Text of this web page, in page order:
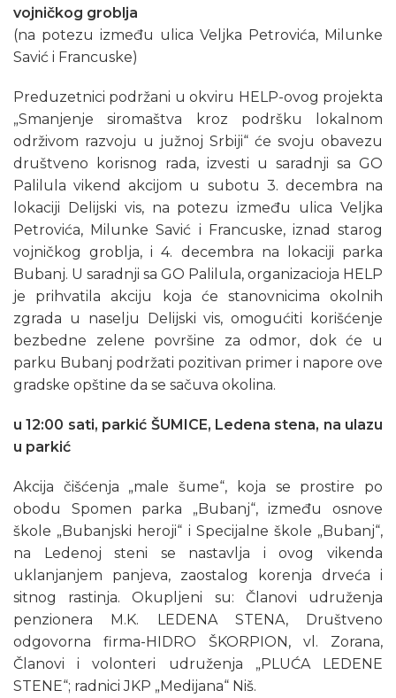
vojničkog groblja
(na potezu između ulica Veljka Petrovića, Milunke
Savić i Francuske)
Preduzetnici podržani u okviru HELP-ovog projekta
„Smanjenje siromaštva kroz podršku lokalnom
održivom razvoju u južnoj Srbiji“ će svoju obavezu
društveno korisnog rada, izvesti u saradnji sa GO
Palilula vikend akcijom u subotu 3. decembra na
lokaciji Delijski vis, na potezu između ulica Veljka
Petrovića, Milunke Savić i Francuske, iznad starog
vojničkog groblja, i 4. decembra na lokaciji parka
Bubanj. U saradnji sa GO Palilula, organizacioja HELP
je prihvatila akciju koja će stanovnicima okolnih
zgrada u naselju Delijski vis, omogućiti korišćenje
bezbedne zelene površine za odmor, dok će u
parku Bubanj podržati pozitivan primer i napore ove
gradske opštine da se sačuva okolina.
u 12:00 sati, parkić ŠUMICE, Ledena stena, na ulazu
u parkić
Akcija čišćenja „male šume“, koja se prostire po
obodu Spomen parka „Bubanj“, između osnove
škole „Bubanjski heroji“ i Specijalne škole „Bubanj“,
na Ledenoj steni se nastavlja i ovog vikenda
uklanjanjem panjeva, zaostalog korenja drveća i
sitnog rastinja. Okupljeni su: Članovi udruženja
penzionera M.K. LEDENA STENA, Društveno
odgovorna firma-HIDRO ŠKORPION, vl. Zorana,
Članovi i volonteri udruženja „PLUĆA LEDENE
STENE“; radnici JKP „Medijana“ Niš.